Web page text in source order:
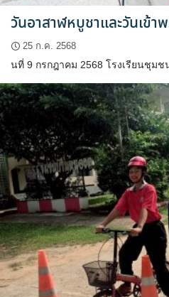
วันอาสาฬหบูชาและวันเข้า
25 ก.ค. 2568
นที่ 9 กรกฎาคม 2568 โรงเรียนชุม